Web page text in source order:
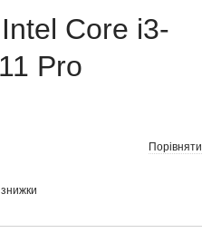
Core i3-
Pro
Порівняти